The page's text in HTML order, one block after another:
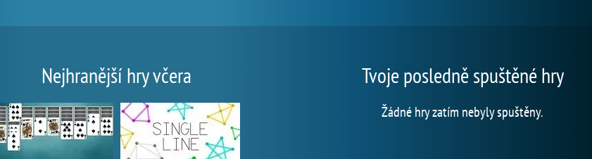
Nejhranější hry včera Tvoje posledně spuštěné hry
Žádné hry zatím nebyly spuštěny.